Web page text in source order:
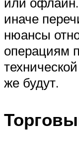
иначе
нюансы
операциям
же будут.